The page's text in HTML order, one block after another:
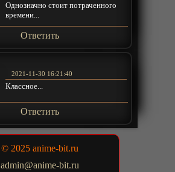
Однозначно стоит потраченного
времени...
Ответить
2021-11-30 16:21:40
Классное...
Ответить
© 2025 anime-bit.ru
admin@anime-bit.ru